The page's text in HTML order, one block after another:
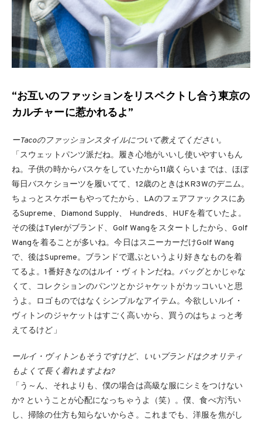
“お互いのファッションをリスペクトし合う東京の
カルチャーに惹かれるよ”
ーTacoのファッションスタイルについて教えてください。
「スウェットパンツ派だね。履き心地がいいし使いやすいもん
ね。子供の時からバスケをしていたから11歳くらいまでは、ほぼ
毎日バスケショーツを履いてて、12歳のときはKR3Wのデニム。
ちょっとスケボーもやってたから、LAのフェアファックスにあ
るSupreme、Diamond Supply、 Hundreds、HUFを着ていたよ。
その後はTylerがブランド、Golf Wangをスタートしたから、Golf
Wangを着ることが多いね。今日はスニーカーだけGolf Wang
で、後はSupreme。ブランドで選ぶというより好きなものを着
てるよ。1番好きなのはルイ・ヴィトンだね。バッグとかじゃな
くて、コレクションのパンツとかジャケットがカッコいいと思
うよ。ロゴものではなくシンプルなアイテム。今欲しいルイ・
ヴィトンのジャケットはすごく高いから、買うのはちょっと考
えてるけど」
ールイ・ヴィトンもそうですけど、いいブランドはクオリティ
もよくて長く着れますよね?
「う～ん、それよりも、僕の場合は高級な服にシミをつけない
か? ということが心配になっちゃうよ（笑）。僕、食べ方汚い
し、掃除の仕方も知らないからさ。これまでも、洋服を焦がし